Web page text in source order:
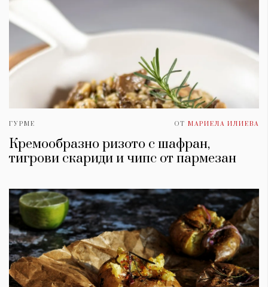
ГУРМЕ ОТ МАРИЕЛА ИЛИЕВА
Кремообразно ризото с шафран,
тигрови скариди и чипс от пармезан